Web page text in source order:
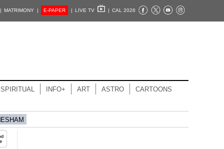
| MATRIMONY | E-PAPER | LIVE TV | CAL 2026
SPIRITUAL INFO+ ART ASTRO CARTOONS